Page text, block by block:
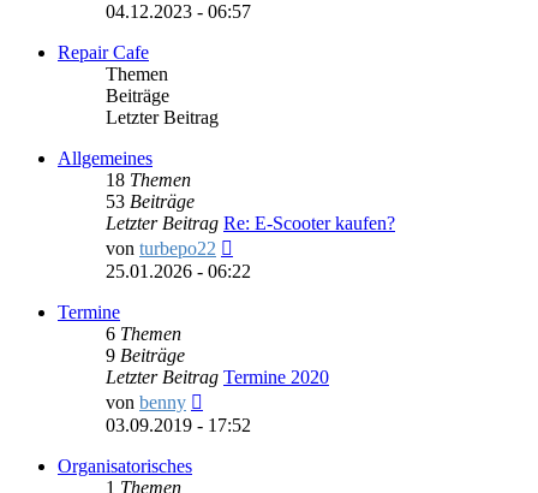
Beitrag
04.12.2023 - 06:57
Repair Cafe
Themen
Beiträge
Letzter Beitrag
Allgemeines
18 Themen
53 Beiträge
Letzter Beitrag Re: E-Scooter kaufen?
von turbepo22
Beitrag
25.01.2026 - 06:22
Termine
6 Themen
9 Beiträge
Letzter Beitrag Termine 2020
von benny
Beitrag
03.09.2019 - 17:52
Organisatorisches
1 Themen